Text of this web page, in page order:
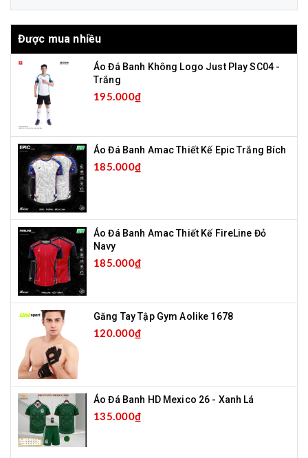
Được mua nhiều
Áo Đá Banh Không Logo Just Play SC04 -
Trắng
195.000₫
Áo Đá Banh Amac Thiết Kế Epic Trắng Bích
185.000₫
Áo Đá Banh Amac Thiết Kế FireLine Đỏ
Navy
185.000₫
Găng Tay Tập Gym Aolike 1678
120.000₫
Áo Đá Banh HD Mexico 26 - Xanh Lá
135.000₫